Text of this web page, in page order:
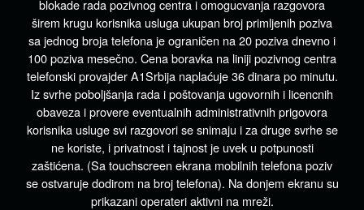
blokade rada pozivnog centra i omogucvanja razgovora
širem krugu korisnika usluga ukupan broj primljenih poziva
sa jednog broja telefona je ograničen na 20 poziva dnevno i
100 poziva mesečno. Cena boravka na liniji pozivnog centra
telefonski provajder A1Srbija naplaćuje 36 dinara po minutu.
Iz svrhe poboljšanja rada i poštovanja ugovornih i licencnih
obaveza i provere eventualnih administrativnih prigovora
korisnika usluge svi razgovori se snimaju i za druge svrhe se
ne koriste, i privatnost i tajnost je uvek u potpunosti
zaštićena. (Sa touchscreen ekrana mobilnih telefona poziv
se ostvaruje dodirom na broj telefona). Na donjem ekranu su
prikazani operateri aktivni na mreži.